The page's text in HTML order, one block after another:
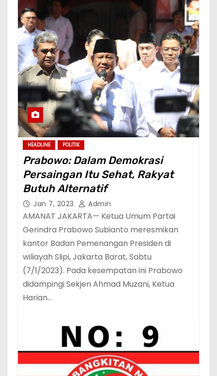
HEADLINE POLITIK
Prabowo: Dalam Demokrasi
Persaingan Itu Sehat, Rakyat
Butuh Alternatif
Jan 7, 2023 Admin
AMANAT JAKARTA— Ketua Umum Partai
Gerindra Prabowo Subianto meresmikan
kantor Badan Pemenangan Presiden di
wiliayah Slipi, Jakarta Barat, Sabtu
(7/1/2023). Pada kesempatan ini Prabowo
didampingi Sekjen Ahmad Muzani, Ketua
Harian…